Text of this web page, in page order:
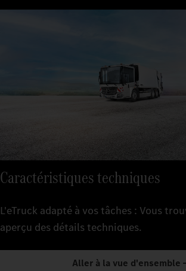
Caractéristiques techniques
L'eTruck adapté à vos tâches : Vous
aperçu des détails techniques.
Aller à la vue d'ensemble